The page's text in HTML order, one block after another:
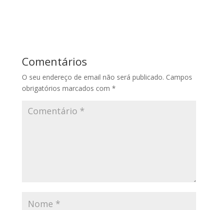
Comentários
O seu endereço de email não será publicado. Campos
obrigatórios marcados com *